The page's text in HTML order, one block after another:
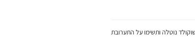
נוטלה ותשימו על התערובת